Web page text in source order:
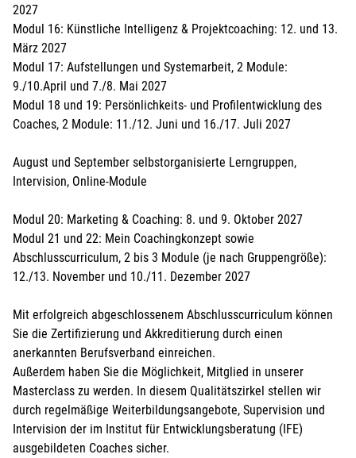
2027
Modul 16: Künstliche Intelligenz & Projektcoaching: 12. und 13.
März 2027
Modul 17: Aufstellungen und Systemarbeit, 2 Module:
9./10.April und 7./8. Mai 2027
Modul 18 und 19: Persönlichkeits- und Profilentwicklung des
Coaches, 2 Module: 11./12. Juni und 16./17. Juli 2027
August und September selbstorganisierte Lerngruppen,
Intervision, Online-Module
Modul 20: Marketing & Coaching: 8. und 9. Oktober 2027
Modul 21 und 22: Mein Coachingkonzept sowie
Abschlusscurriculum, 2 bis 3 Module (je nach Gruppengröße):
12./13. November und 10./11. Dezember 2027
Mit erfolgreich abgeschlossenem Abschlusscurriculum können
Sie die Zertifizierung und Akkreditierung durch einen
anerkannten Berufsverband einreichen.
Außerdem haben Sie die Möglichkeit, Mitglied in unserer
Masterclass zu werden. In diesem Qualitätszirkel stellen wir
durch regelmäßige Weiterbildungsangebote, Supervision und
Intervision der im Institut für Entwicklungsberatung (IFE)
ausgebildeten Coaches sicher.